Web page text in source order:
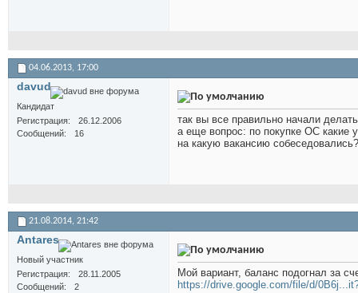
04.06.2013, 17:00
davud
Кандидат
Регистрация
26.12.2006
Сообщений
16
так вы все правильно начали
а еще вопрос: по покупке ОС какие
на какую вакансию
21.08.2014, 21:42
Antares
Новый участник
Регистрация
28.11.2005
Сообщений
2
Мой вариант, баланс подогнал за
https://drive.google.com/file/d/